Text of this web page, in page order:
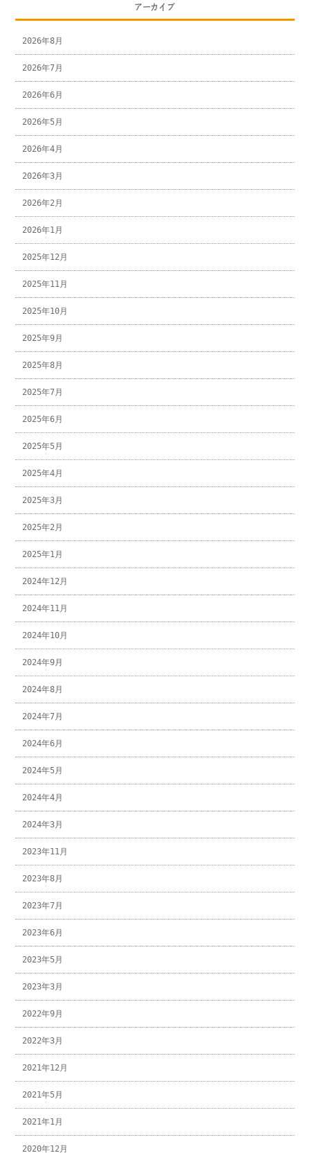
アーカイブ
2026年8月
2026年7月
2026年6月
2026年5月
2026年4月
2026年3月
2026年2月
2026年1月
2025年12月
2025年11月
2025年10月
2025年9月
2025年8月
2025年7月
2025年6月
2025年5月
2025年4月
2025年3月
2025年2月
2025年1月
2024年12月
2024年11月
2024年10月
2024年9月
2024年8月
2024年7月
2024年6月
2024年5月
2024年4月
2024年3月
2023年11月
2023年8月
2023年7月
2023年6月
2023年5月
2023年3月
2022年9月
2022年3月
2021年12月
2021年5月
2021年1月
2020年12月